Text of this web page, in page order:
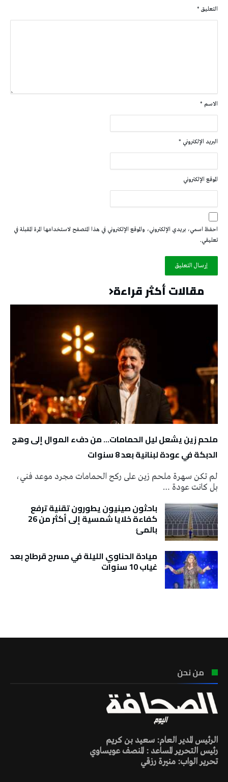
التعليق *
الاسم *
البريد الإلكتروني *
الموقع الإلكتروني
احفظ اسمي، بريدي الإلكتروني، والموقع الإلكتروني في هذا المتصفح لاستخدامها المرة المقبلة في
تعليقي.
مقالات أكثر قراءة
ملحم زين يشعل ليل الحمامات… من دفء الموال إلى وهج
الدبكة في عودة لبنانية بعد 8 سنوات
لم تكن سهرة ملحم زين على ركح الحمامات مجرد موعد فني،
بل كانت عودة …
باحثون صينيون يطورون تقنية ترفع
كفاءة خلايا شمسية إلى أكثر من 26
بالمئ
ميادة الحناوي الليلة في مسرح قرطاج بعد
غياب 10 سنوات
من نحن
الرئيس المدير العام: سعيد بن كريم
رئيس التحرير المساعد : المنصف عويساوي
تحرير الواب: منيرة رزقي